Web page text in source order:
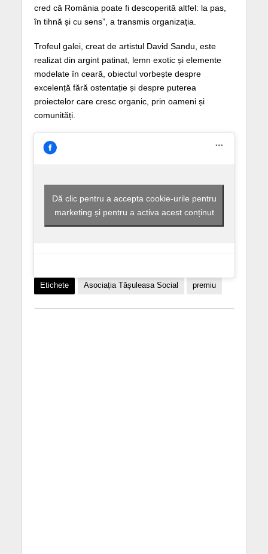
cred că România poate fi descoperită altfel: la pas,
în tihnă și cu sens”, a transmis organizația.
Trofeul galei, creat de artistul David Sandu, este
realizat din argint patinat, lemn exotic și elemente
modelate în ceară, obiectul vorbește despre
excelență fără ostentație și despre puterea
proiectelor care cresc organic, prin oameni și
comunități.
Dă clic pentru a accepta cookie-urile pentru
marketing și pentru a activa acest conținut
Etichete Asociația Tășuleasa Social premiu